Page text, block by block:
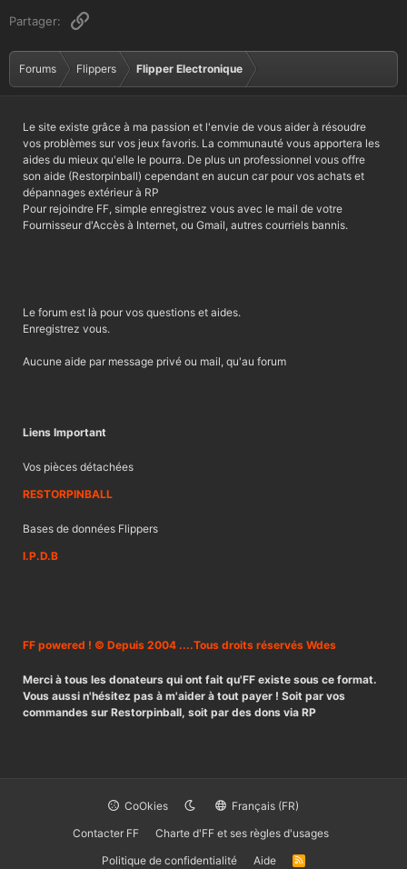
Partager: Lien
Forums Flippers Flipper Electronique
Le site existe grâce à ma passion et l'envie de vous aider à résoudre
vos problèmes sur vos jeux favoris. La communauté vous apportera les
aides du mieux qu'elle le pourra. De plus un professionnel vous offre
son aide (Restorpinball) cependant en aucun car pour vos achats et
dépannages extérieur à RP
Pour rejoindre FF, simple enregistrez vous avec le mail de votre
Fournisseur d'Accès à Internet, ou Gmail, autres courriels bannis.
Le forum est là pour vos questions et aides.
Enregistrez vous.
Aucune aide par message privé ou mail, qu'au forum
Liens Important
Vos pièces détachées
RESTORPINBALL
Bases de données Flippers
I.P.D.B
FF powered ! © Depuis 2004 ....Tous droits réservés Wdes
Merci à tous les donateurs qui ont fait qu'FF existe sous ce format.
Vous aussi n'hésitez pas à m'aider à tout payer ! Soit par vos
commandes sur Restorpinball, soit par des dons via RP
CoOkies
Français (FR)
Contacter FF
Charte d'FF et ses règles d'usages
Politique de confidentialité
Aide
R